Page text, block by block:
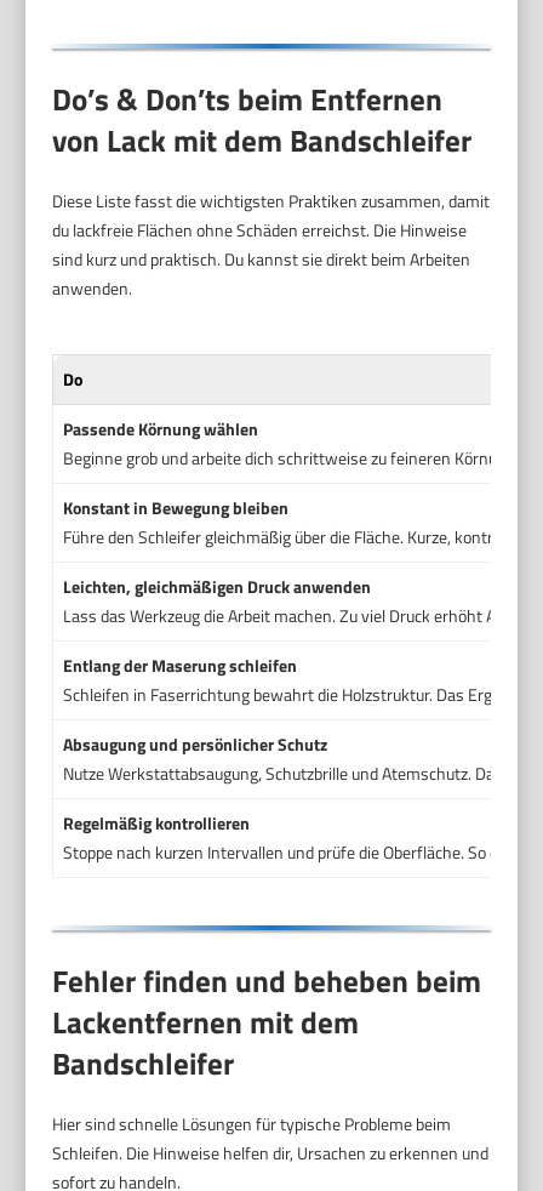
Do’s & Don’ts beim Entfernen
von Lack mit dem Bandschleifer
Diese Liste fasst die wichtigsten Praktiken zusammen, damit
du lackfreie Flächen ohne Schäden erreichst. Die Hinweise
sind kurz und praktisch. Du kannst sie direkt beim Arbeiten
anwenden.
Do
Passende Körnung wählen
Beginne grob und arbeite dich schrittweise zu feineren
Konstant in Bewegung bleiben
Führe den Schleifer gleichmäßig über die Fläche. Kurze,
Leichten, gleichmäßigen Druck anwenden
Lass das Werkzeug die Arbeit machen. Zu viel Druck erhöht Abtrag
Entlang der Maserung schleifen
Schleifen in Faserrichtung bewahrt die Holzstruktur. Das Ergebnis
Absaugung und persönlicher Schutz
Nutze Werkstattabsaugung, Schutzbrille und Atemschutz. Das
Regelmäßig kontrollieren
Stoppe nach kurzen Intervallen und prüfe die Oberfläche. So
Fehler finden und beheben beim
Lackentfernen mit dem
Bandschleifer
Hier sind schnelle Lösungen für typische Probleme beim
Schleifen. Die Hinweise helfen dir, Ursachen zu erkennen und
sofort zu handeln.